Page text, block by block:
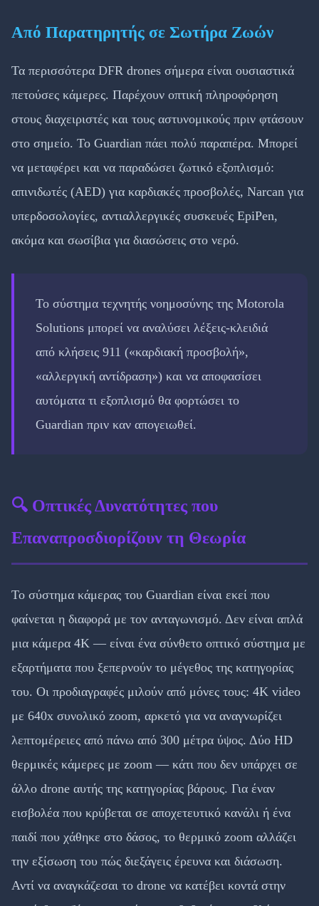
Από Παρατηρητής σε Σωτήρα Ζωών
Τα περισσότερα DFR drones σήμερα είναι ουσιαστικά
πετούσες κάμερες. Παρέχουν οπτική πληροφόρηση
στους διαχειριστές και τους αστυνομικούς πριν φτάσουν
στο σημείο. Το Guardian πάει πολύ παραπέρα. Μπορεί
να μεταφέρει και να παραδώσει ζωτικό εξοπλισμό:
απινιδωτές (AED) για καρδιακές προσβολές, Narcan για
υπερδοσολογίες, αντιαλλεργικές συσκευές EpiPen,
ακόμα και σωσίβια για διασώσεις στο νερό.
Το σύστημα τεχνητής νοημοσύνης της Motorola
Solutions μπορεί να αναλύσει λέξεις-κλειδιά
από κλήσεις 911 («καρδιακή προσβολή»,
«αλλεργική αντίδραση») και να αποφασίσει
αυτόματα τι εξοπλισμό θα φορτώσει το
Guardian πριν καν απογειωθεί.
🔍 Οπτικές Δυνατότητες που
Επαναπροσδιορίζουν τη Θεωρία
Το σύστημα κάμερας του Guardian είναι εκεί που
φαίνεται η διαφορά με τον ανταγωνισμό. Δεν είναι απλά
μια κάμερα 4K — είναι ένα σύνθετο οπτικό σύστημα με
εξαρτήματα που ξεπερνούν το μέγεθος της κατηγορίας
του. Οι προδιαγραφές μιλούν από μόνες τους: 4K video
με 640x συνολικό zoom, αρκετό για να αναγνωρίζει
λεπτομέρειες από πάνω από 300 μέτρα ύψος. Δύο HD
θερμικές κάμερες με zoom — κάτι που δεν υπάρχει σε
άλλο drone αυτής της κατηγορίας βάρους. Για έναν
εισβολέα που κρύβεται σε αποχετευτικό κανάλι ή ένα
παιδί που χάθηκε στο δάσος, το θερμικό zoom αλλάζει
την εξίσωση του πώς διεξάγεις έρευνα και διάσωση.
Αντί να αναγκάζεσαι το drone να κατέβει κοντά στην